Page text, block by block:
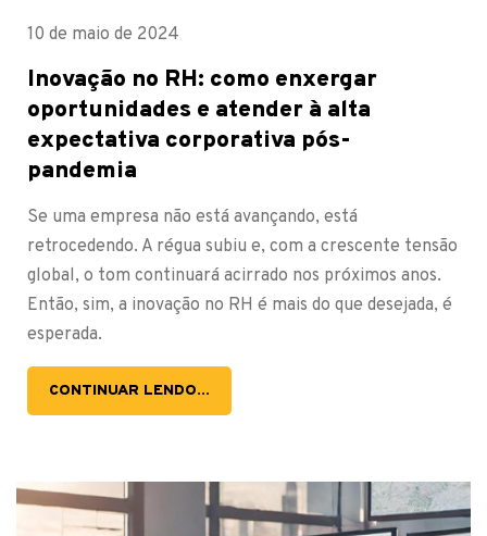
10 de maio de 2024
Inovação no RH: como enxergar
oportunidades e atender à alta
expectativa corporativa pós-
pandemia
Se uma empresa não está avançando, está
retrocedendo. A régua subiu e, com a crescente tensão
global, o tom continuará acirrado nos próximos anos.
Então, sim, a inovação no RH é mais do que desejada, é
esperada.
CONTINUAR LENDO...